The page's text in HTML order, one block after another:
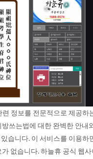
정보를 전문적으로 제공하
쓰는법에 대한 완벽한 안내
습니다. 이 서비스를 이용하
없습니다. 하늘휴 공식 웹